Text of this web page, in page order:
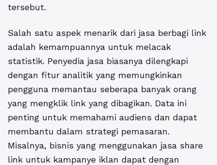
tersebut.
Salah satu aspek menarik dari jasa berbagi link
adalah kemampuannya untuk melacak
statistik. Penyedia jasa biasanya dilengkapi
dengan fitur analitik yang memungkinkan
pengguna memantau seberapa banyak orang
yang mengklik link yang dibagikan. Data ini
penting untuk memahami audiens dan dapat
membantu dalam strategi pemasaran.
Misalnya, bisnis yang menggunakan jasa share
link untuk kampanye iklan dapat dengan